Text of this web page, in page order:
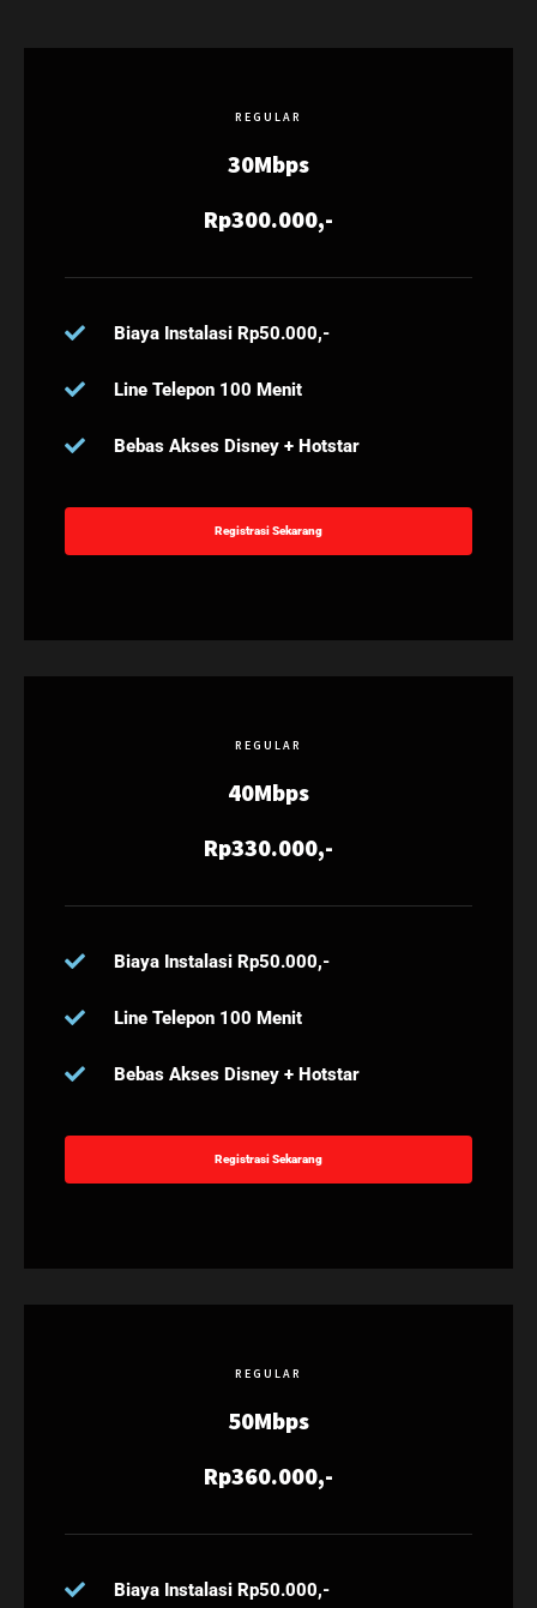
REGULAR
30Mbps
Rp300.000,-
Biaya Instalasi Rp50.000,-
Line Telepon 100 Menit
Bebas Akses Disney + Hotstar
Registrasi Sekarang
REGULAR
40Mbps
Rp330.000,-
Biaya Instalasi Rp50.000,-
Line Telepon 100 Menit
Bebas Akses Disney + Hotstar
Registrasi Sekarang
REGULAR
50Mbps
Rp360.000,-
Biaya Instalasi Rp50.000,-